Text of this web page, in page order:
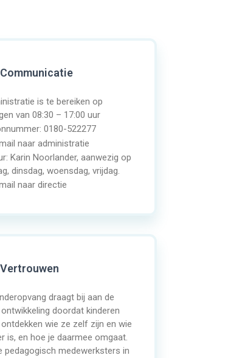
Communicatie
is te bereiken op
van 08:30 – 17:00 uur
0180-522277
naar administratie
Karin Noorlander, aanwezig op
dinsdag, woensdag, vrijdag.
naar directie
Vertrouwen
draagt bij aan de
doordat kinderen
wie ze zelf zijn en wie
is, en hoe je daarmee omgaat.
pedagogisch medewerksters in